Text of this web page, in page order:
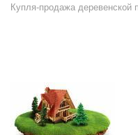
Купля-продажа деревенской